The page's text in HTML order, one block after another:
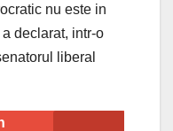
nu este in
declarat, intr-o
liberal